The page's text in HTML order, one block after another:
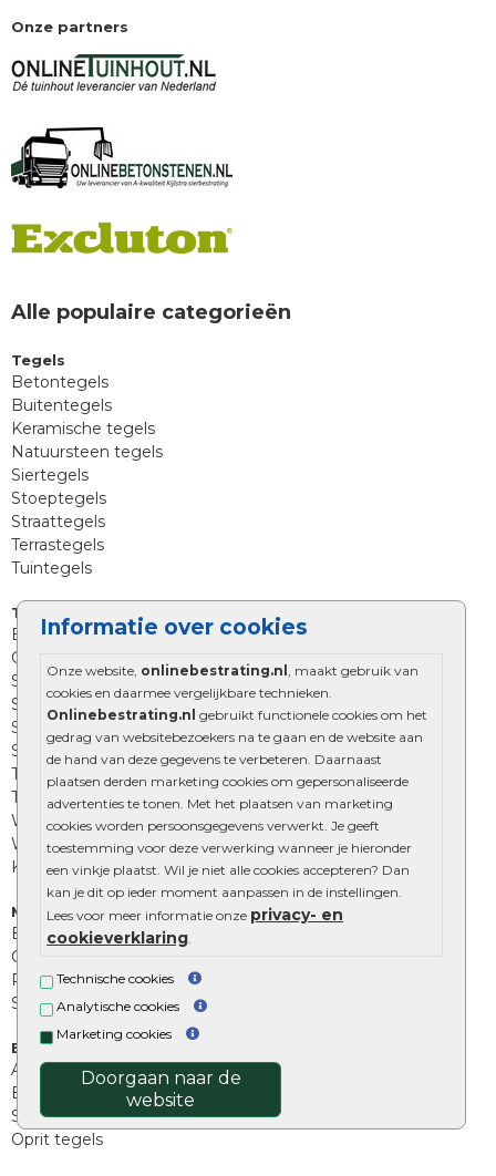
Informatie over cookies
Onze website, onlinebestrating.nl , maakt gebruik van
cookies en daarmee vergelijkbare technieken.
Onlinebestrating.nl gebruikt functionele cookies om het
gedrag van websitebezoekers na te gaan en de website aan
de hand van deze gegevens te verbeteren. Daarnaast
plaatsen derden marketing cookies om gepersonaliseerde
advertenties te tonen. Met het plaatsen van marketing
cookies worden persoonsgegevens verwerkt. Je geeft
toestemming voor deze verwerking wanneer je hieronder
een vinkje plaatst. Wil je niet alle cookies accepteren? Dan
kan je dit op ieder moment aanpassen in de instellingen.
Lees voor meer informatie onze privacy- en
cookieverklaring.
Technische cookies
Analytische cookies
Marketing cookies
Doorgaan naar de
website
Onze partners
Alle populaire categorieën
Tegels
Betontegels
Buitentegels
Keramische tegels
Natuursteen tegels
Siertegels
Stoeptegels
Straattegels
Terrastegels
Tuintegels
Tuinbestrating
Betonklinkers
Gebakken bestrating
Strakke bestrating
Sierbestrating
Straatklinkers
Straatstenen
Trommelstenen
Tuinstenen
Waalformaat
Wildverband bestrating
Kingstones
Muurelementen
Betonbielzen
Opsluitbanden
Palissades
Stapelblokken
Extra benodigdheden
Afwatering en diversen
Beplantings en betonelementen
Split, grind en zand
Oprit tegels